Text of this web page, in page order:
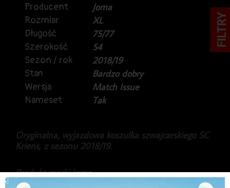
Producent
Joma
Rozmiar
XL
Długość
75/77
Szerokość
54
Sezon / rok
2018/19
Stan
Bardzo dobry
Wersja
Match Issue
Nameset
Tak
Oryginalna, wyjazdowa koszulka szwajcarskiego SC
Kriens, z sezonu 2018/19.
Produkt marki Joma.
FILTRY